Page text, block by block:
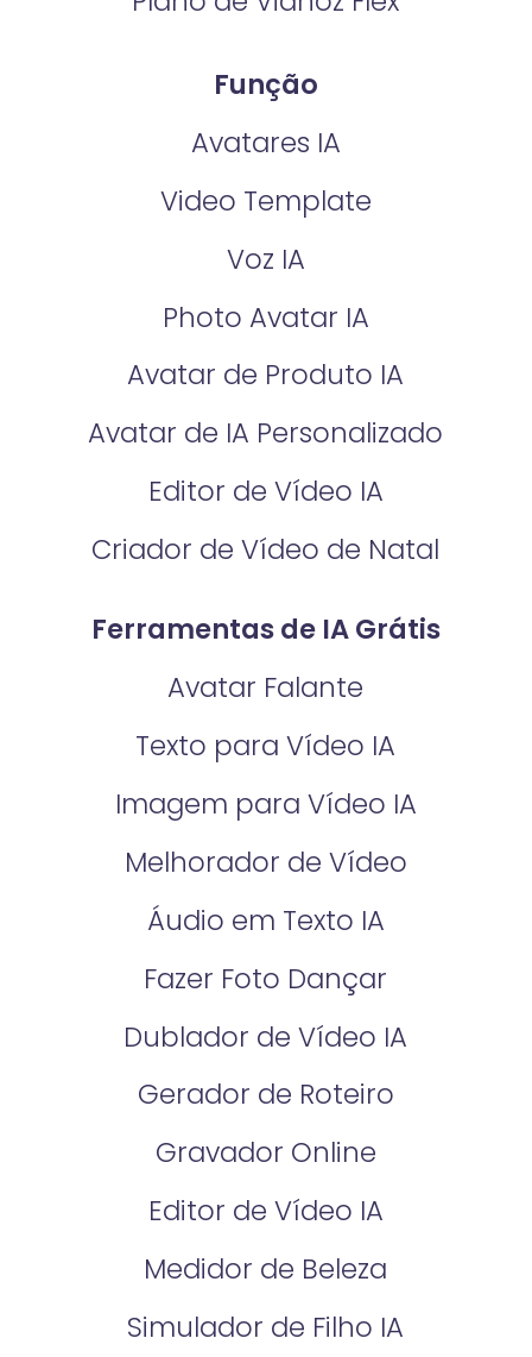
Função
Avatares IA
Video Template
Voz IA
Photo Avatar IA
Avatar de Produto IA
Avatar de IA Personalizado
Editor de Vídeo IA
Criador de Vídeo de Natal
Ferramentas de IA Grátis
Avatar Falante
Texto para Vídeo IA
Imagem para Vídeo IA
Melhorador de Vídeo
Áudio em Texto IA
Fazer Foto Dançar
Dublador de Vídeo IA
Gerador de Roteiro
Gravador Online
Editor de Vídeo IA
Medidor de Beleza
Simulador de Filho IA